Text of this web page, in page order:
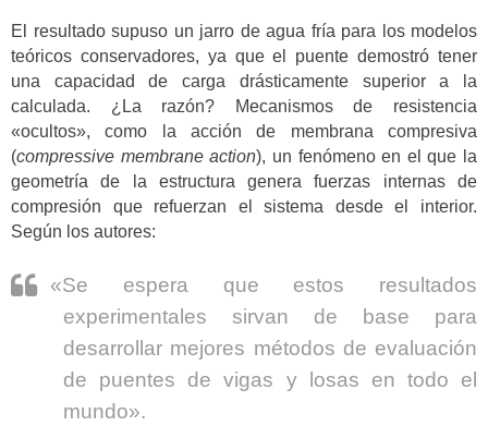
El resultado supuso un jarro de agua fría para los modelos
teóricos conservadores, ya que el puente demostró tener
una capacidad de carga drásticamente superior a la
calculada. ¿La razón? Mecanismos de resistencia
«ocultos», como la acción de membrana compresiva
(compressive membrane action), un fenómeno en el que la
geometría de la estructura genera fuerzas internas de
compresión que refuerzan el sistema desde el interior.
Según los autores:
«Se espera que estos resultados
experimentales sirvan de base para
desarrollar mejores métodos de evaluación
de puentes de vigas y losas en todo el
mundo».